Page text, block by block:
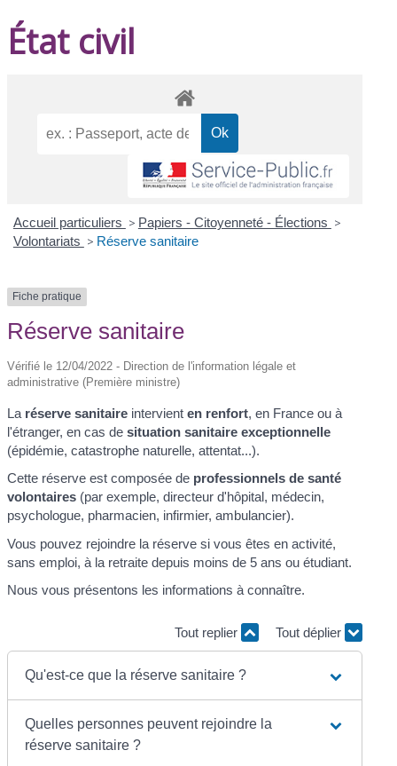
État civil
Accueil particuliers > Papiers - Citoyenneté - Élections >
Volontariats > Réserve sanitaire
Fiche pratique
Réserve sanitaire
Vérifié le 12/04/2022 - Direction de l'information légale et
administrative (Première ministre)
La réserve sanitaire intervienten renfort, en France ou à
l'étranger, en cas desituation sanitaire exceptionnelle
(épidémie, catastrophe naturelle, attentat...).
Cette réserve est composée de professionnels de santé
volontaires (par exemple, directeur d'hôpital, médecin,
psychologue, pharmacien, infirmier, ambulancier).
Vous pouvez rejoindre la réserve si vous êtes en activité,
sans emploi, à la retraite depuis moins de 5 ans ou étudiant.
Nous vous présentons les informations à connaître.
Tout replier Tout déplier
Qu'est-ce que la réserve sanitaire ?
Quelles personnes peuvent rejoindre la
réserve sanitaire ?